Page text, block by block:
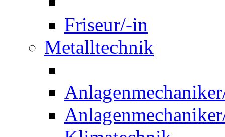
Friseur/-in
Metalltechnik